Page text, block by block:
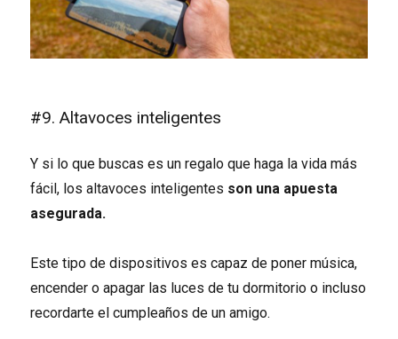
#9. Altavoces inteligentes
Y si lo que buscas es un regalo que haga la vida más
fácil, los altavoces inteligentes son una apuesta
asegurada.
Este tipo de dispositivos es capaz de poner música,
encender o apagar las luces de tu dormitorio o incluso
recordarte el cumpleaños de un amigo.